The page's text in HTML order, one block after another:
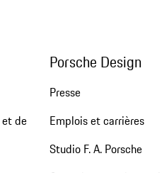
de
Porsche Design
Presse
Emplois et carrières
Studio F. A. Porsche